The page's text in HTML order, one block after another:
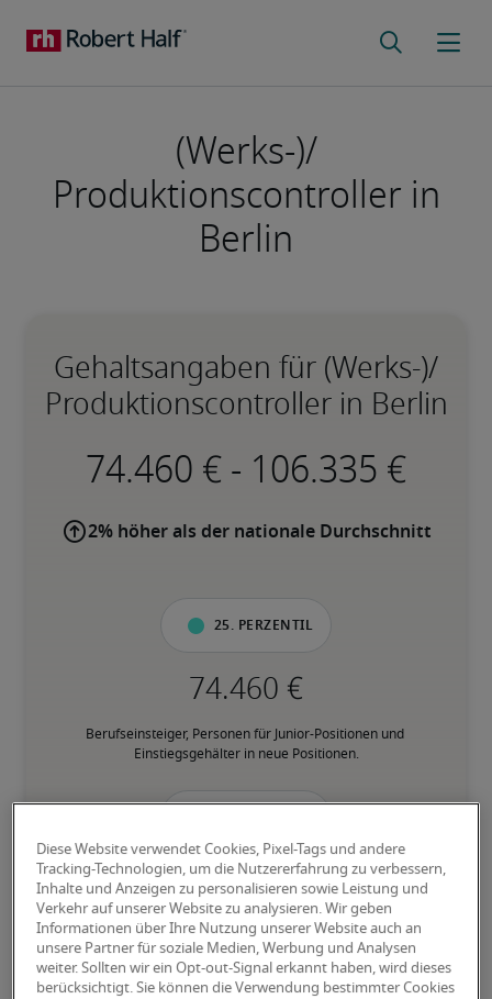
(Werks-)/
Produktionscontroller in
Berlin
Gehaltsangaben für (Werks-)/
Produktionscontroller in Berlin
-
2% höher als der nationale Durchschnitt
25. Perzentil
Berufseinsteiger, Personen für Junior-Positionen und
Einstiegsgehälter in neue Positionen.
Personen mit fundierter Berufserfahrung in der jeweiligen
Position, und verfügen über den Großteil der geforderten
Fähigkeiten.
Diese Website verwendet Cookies, Pixel-Tags und andere
Tracking-Technologien, um die Nutzererfahrung zu verbessern,
Inhalte und Anzeigen zu personalisieren sowie Leistung und
Verkehr auf unserer Website zu analysieren. Wir geben
Informationen über Ihre Nutzung unserer Website auch an
unsere Partner für soziale Medien, Werbung und Analysen
weiter. Sollten wir ein Opt-out-Signal erkannt haben, wird dieses
berücksichtigt. Sie können die Verwendung bestimmter Cookies